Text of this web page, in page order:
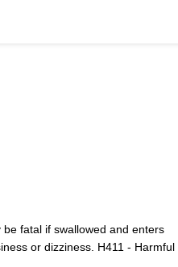
fatal if swallowed and enters
or dizziness. H411 - Harmful